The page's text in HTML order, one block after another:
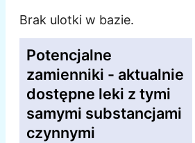
Brak ulotki w bazie.
Potencjalne
zamienniki - aktualnie
dostępne leki z tymi
samymi substancjami
czynnymi